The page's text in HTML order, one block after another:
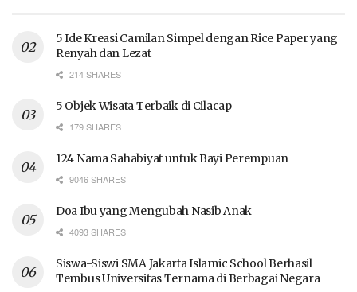
5 Ide Kreasi Camilan Simpel dengan Rice Paper yang
Renyah dan Lezat
214 SHARES
5 Objek Wisata Terbaik di Cilacap
179 SHARES
124 Nama Sahabiyat untuk Bayi Perempuan
9046 SHARES
Doa Ibu yang Mengubah Nasib Anak
4093 SHARES
Siswa-Siswi SMA Jakarta Islamic School Berhasil
Tembus Universitas Ternama di Berbagai Negara